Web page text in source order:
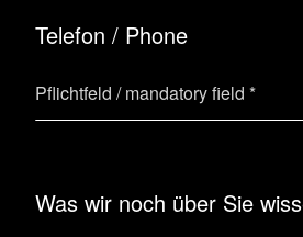
Telefon / Phone
Was wir noch über Sie